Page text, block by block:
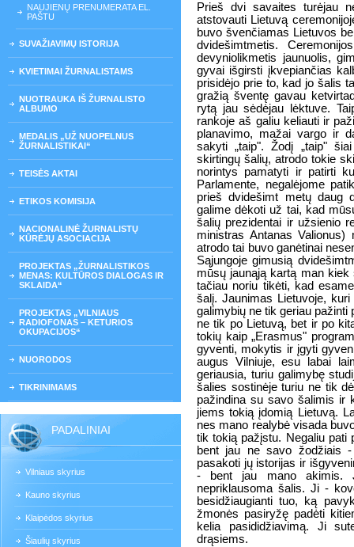
NAUJIENŲ PRENUMERATA EL.
PAŠTU
SUVAŽIAVIMŲ ISTORIJA
KVIETIMAI ŽURNALISTAMS
NUOTRAUKA IŠ ŽURNALISTO
ALBUMO
MEDALIS „UŽ NUOPELNUS
ŽURNALISTIKAI“
TEISĖS AKTAI
ETIKOS KOMISIJA
NACIONALINĖ ŽURNALISTŲ
KŪRĖJŲ ASOCIACIJA
PROJEKTAS „ŽURNALISTIKOS
MENAS: KULTŪROS DIALOGAS IR
SKLAIDA“
PROJEKTAS „VILNIAUS
RADIOFONAS – KETURIOS
OKUPACIJOS“
NUORODOS
TIKRINIMAMS
PADALINIAI
Vilniaus skyrius
Kauno skyrius
Klaipėdos skyrius
Šiaulių skyrius
Prieš dvi savaites turėjau
atstovauti Lietuvą
buvo švenčiamas Lietuvos
dvidešimtmetis.
devyniolikmetis jaunuolis,
gyvai išgirsti įkvepiančias
prisidėjo prie to, kad jo šalis
gražią šventę gavau
rytą jau sėdėjau lėktuve.
rankoje aš galiu keliauti ir
planavimo, mažai vargo ir
sakyti „taip". Žodį „taip"
skirtingų šalių, atrodo tokie
norintys pamatyti ir patirti
Parlamente, negalėjome
prieš dvidešimt metų daug
galime dėkoti už tai, kad
šalių prezidentai ir užsienio
ministras Antanas
atrodo tai buvo ganėtinai
Sąjungoje gimusią
mūsų jaunąją kartą man
tačiau noriu tikėti, kad
šalį. Jaunimas Lietuvoje,
galimybių ne tik geriau
ne tik po Lietuvą, bet ir po
tokių kaip „Erasmus"
gyventi, mokytis ir įgyti
augus Vilniuje, esu labai
geriausia, turiu galimybę
šalies sostinėje turiu ne tik
pažindina su savo šalimis ir
jiems tokią įdomią Lietuvą.
nes mano realybė visada
tik tokią pažįstu. Negaliu pati
bent jau ne savo žodžiais
pasakoti jų istorijas ir
- bent jau mano akimis.
nepriklausoma šalis. Ji -
besidžiaugianti tuo, ką
žmonės pasiryžę padėti
kelia pasididžiavimą. Ji
drąsiems.